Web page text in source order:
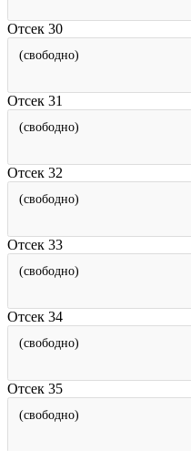
Отсек 30
(свободно)
Отсек 31
(свободно)
Отсек 32
(свободно)
Отсек 33
(свободно)
Отсек 34
(свободно)
Отсек 35
(свободно)